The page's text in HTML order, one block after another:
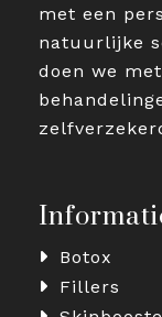
met een
natuurlijke
doen we
Botox
Fillers